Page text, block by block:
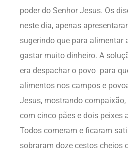
poder do Senhor Jesus. Os
neste dia, apenas
sugerindo que para alimentar
gastar muito dinheiro. A
era despachar o povo para
alimentos nos campos e
Jesus, mostrando
com cinco pães e dois peixes
Todos comeram e ficaram
sobraram doze cestos cheios